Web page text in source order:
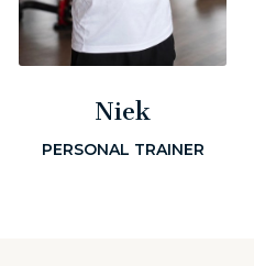
Niek
PERSONAL TRAINER